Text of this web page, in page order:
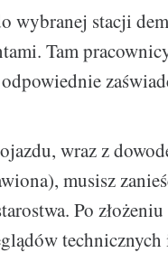
wybranej stacji
Tam
wraz z
musisz
Po
technicznych